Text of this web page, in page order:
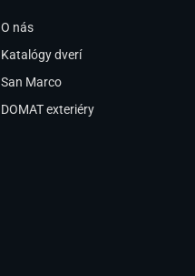
O nás
Katalógy dverí
San Marco
DOMAT exteriéry